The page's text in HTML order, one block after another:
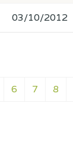
6 7 8
03/10/2012